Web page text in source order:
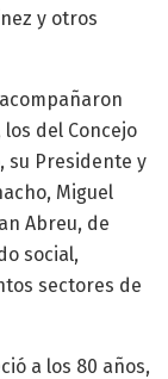
y otros
del Concejo
su Presidente y
Miguel
Abreu, de
social,
sectores de
a los 80 años,